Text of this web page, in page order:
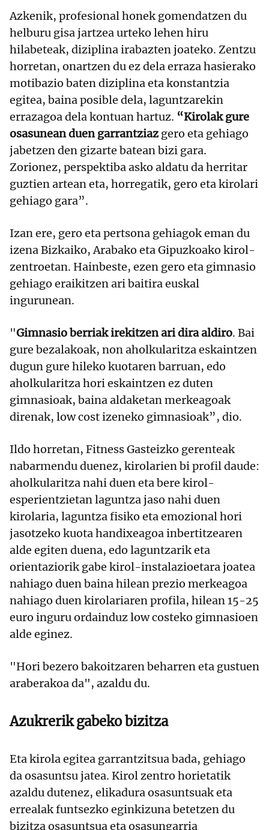
Azkenik, profesional honek gomendatzen du
helburu gisa jartzea urteko lehen hiru
hilabeteak, diziplina irabazten joateko. Zentzu
horretan, onartzen du ez dela erraza hasierako
motibazio baten diziplina eta konstantzia
egitea, baina posible dela, laguntzarekin
errazagoa dela kontuan hartuz. “Kirolak gure
osasunean duen garrantziaz gero eta gehiago
jabetzen den gizarte batean bizi gara.
Zorionez, perspektiba asko aldatu da herritar
guztien artean eta, horregatik, gero eta kirolari
gehiago gara”.
Izan ere, gero eta pertsona gehiagok eman du
izena Bizkaiko, Arabako eta Gipuzkoako kirol-
zentroetan. Hainbeste, ezen gero eta gimnasio
gehiago eraikitzen ari baitira euskal
ingurunean.
"Gimnasio berriak irekitzen ari dira aldiro. Bai
gure bezalakoak, non aholkularitza eskaintzen
dugun gure hileko kuotaren barruan, edo
aholkularitza hori eskaintzen ez duten
gimnasioak, baina aldaketan merkeagoak
direnak, low cost izeneko gimnasioak”, dio.
Ildo horretan, Fitness Gasteizko gerenteak
nabarmendu duenez, kirolarien bi profil daude:
aholkularitza nahi duen eta bere kirol-
esperientzietan laguntza jaso nahi duen
kirolaria, laguntza fisiko eta emozional hori
jasotzeko kuota handixeagoa inbertitzearen
alde egiten duena, edo laguntzarik eta
orientaziorik gabe kirol-instalazioetara joatea
nahiago duen baina hilean prezio merkeagoa
nahiago duen kirolariaren profila, hilean 15-25
euro inguru ordainduz low costeko gimnasioen
alde eginez.
"Hori bezero bakoitzaren beharren eta gustuen
araberakoa da", azaldu du.
Azukrerik gabeko bizitza
Eta kirola egitea garrantzitsua bada, gehiago
da osasuntsu jatea. Kirol zentro horietatik
azaldu dutenez, elikadura osasuntsuak eta
errealak funtsezko eginkizuna betetzen du
bizitza osasuntsua eta osasungarria